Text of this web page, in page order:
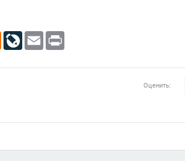
Odnoklassniki
LiveJournal
Email
Оценить: